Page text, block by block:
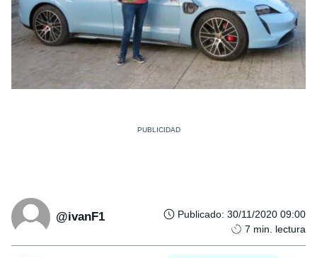
@ivanF1 Publicado: 30/11/2020 09:00
7 min. lectura